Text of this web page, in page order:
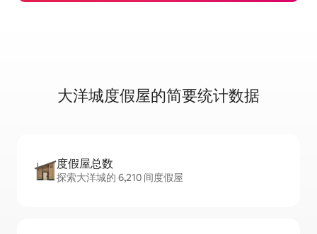
大洋城度假屋的简要统计数据
度假屋总数
探索大洋城的 6,210 间度假屋